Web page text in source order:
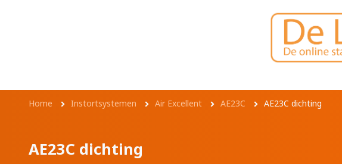
Kruimelpad
Home Instortsystemen Air Excellent AE23C AE23C dichting
AE23C dichting